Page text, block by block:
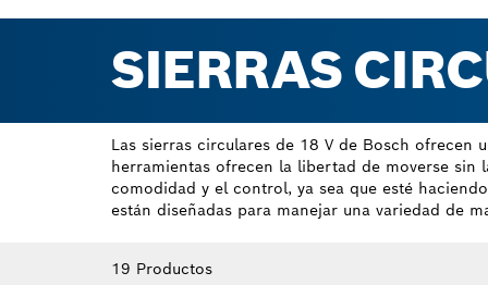
SIERRAS
Las sierras circulares de 18 V de Bosch ofrecen
herramientas ofrecen la libertad de moverse
comodidad y el control, ya sea que esté
están diseñadas para manejar una variedad de
19 Productos